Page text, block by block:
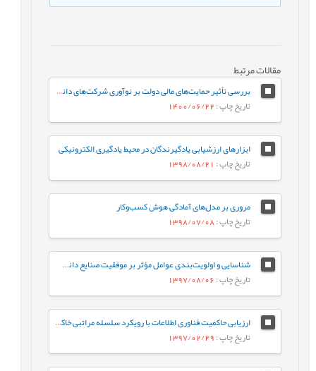
مقالات مرتبط
بررسی تأثیر حمایت‌های مالی دولت بر نوآوری شرکت‌های دانش‌بنیان: مبتنی بر داده‌های پیمایش نوآوری ایران
تاریخ چاپ: 1400/06/22
ابزارهای ارزشیابی یادگیرندگان در محیط یادگیری الکترونیکی
تاریخ چاپ: 1398/08/21
مروری بر مدل‌های آمادگی هوش کسب‌وکار
تاریخ چاپ: 1398/07/08
شناسایی و اولویت‌بندی عوامل مؤثر بر موفقیت صنایع دانش‌بنیان
تاریخ چاپ: 1397/08/06
ارزیابی حاکمیت فناوری اطلاعات با رویکرد سلسله مراتبی خاکستری مورد مطالعاتی (دانشکده آموزش‌های الکترونیک دانشگاه شیراز)
تاریخ چاپ: 1397/02/29